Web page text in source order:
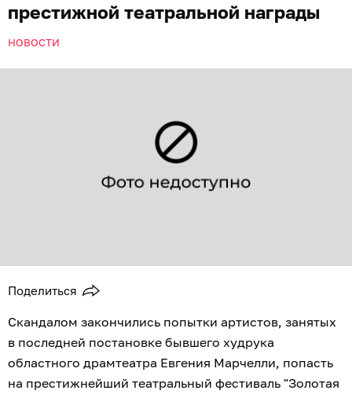
престижной театральной награды
НОВОСТИ
Поделиться
Скандалом закончились попытки артистов, занятых
в последней постановке бывшего худрука
областного драмтеатра Евгения Марчелли, попасть
на престижнейший театральный фестиваль "Золотая